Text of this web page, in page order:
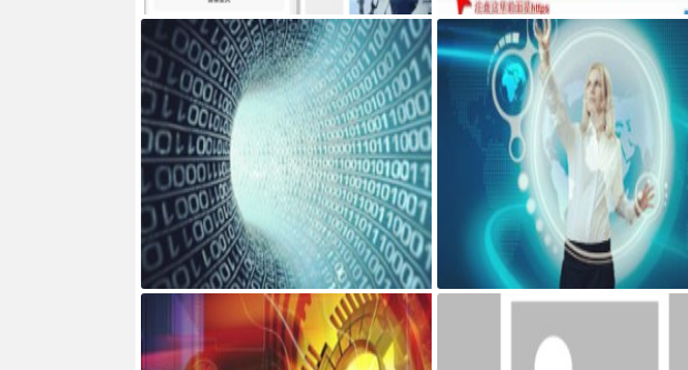
网页添加密码访问JS代码 宝塔面板搭建可道云 可访问系统目录